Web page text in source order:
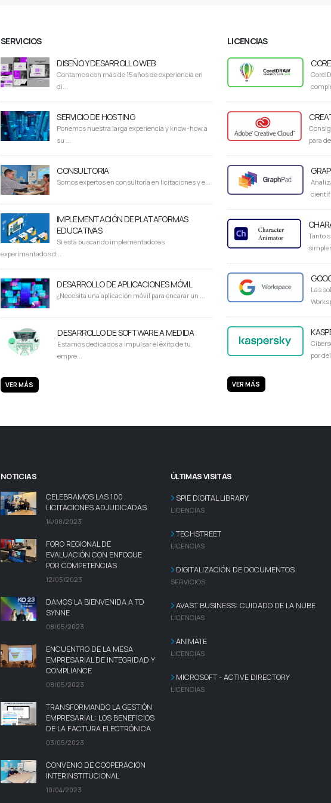
SERVICIOS
DISEÑO Y DESARROLLO WEB
Contamos con más de 15 años de experiencia en
di...
SERVICIO DE HOSTING
Ponemos nuestra larga experiencia y know-how a
su ...
CONSULTORIA
Somos expertos en consultoría en licitaciones y e...
IMPLEMENTACIÓN DE PLATAFORMAS
EDUCATIVAS
Si está buscando implementadores
experimentados d...
DESARROLLO DE APLICACIONES MÓVIL
¿Necesita una aplicación móvil para encarar un ...
DESARROLLO DE SOFTWARE A MEDIDA
Estamos dedicados a impulsar el éxito de tu
empre...
VER MÁS
LICENCIAS
para
Tanto
Las
por
VER MÁS
NOTICIAS
CELEBRAMOS LAS 100
LICITACIONES ADJUDICADAS
14/08/2023
FORO REGIONAL DE
EVALUACIÓN CON ENFOQUE
POR COMPETENCIAS
12/05/2023
DAMOS LA BIENVENIDA A TD
SYNNE
08/05/2023
ENCUENTRO DE LA MESA
EMPRESARIAL DE INTEGRIDAD Y
COMPLIANCE
08/05/2023
TRANSFORMANDO LA GESTIÓN
EMPRESARIAL: LOS BENEFICIOS
DE LA FACTURA ELECTRÓNICA
03/05/2023
CONVENIO DE COOPERACIÓN
INTERINSTITUCIONAL
10/04/2023
ÚLTIMAS VISITAS
SPIE DIGITAL LIBRARY
LICENCIAS
TECHSTREET
LICENCIAS
DIGITALIZACIÓN DE DOCUMENTOS
SERVICIOS
AVAST BUSINESS: CUIDADO DE LA NUBE
LICENCIAS
ANIMATE
LICENCIAS
MICROSOFT - ACTIVE DIRECTORY
LICENCIAS